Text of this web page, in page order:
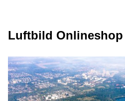
Luftbild Onlineshop